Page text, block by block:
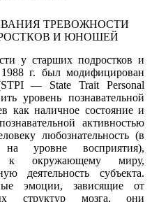
ТРЕВОЖНОСТИ
И ЮНОШЕЙ
у старших подростков и
г. был модифицирован
— State Trait Personal
уровень познавательной
как наличное состояние и
активностью
любознательность (в
уровне восприятия),
к окружающему миру,
деятельность субъекта.
эмоции, зависящие от
структур мозга, они